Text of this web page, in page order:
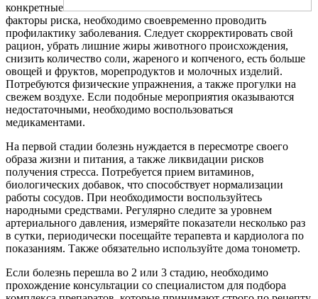
конкретные
факторы риска, необходимо своевременно проводить
профилактику заболевания. Следует скорректировать свой
рацион, убрать лишние жиры животного происхождения,
снизить количество соли, жареного и копченого, есть больше
овощей и фруктов, морепродуктов и молочных изделий.
Потребуются физические упражнения, а также прогулки на
свежем воздухе. Если подобные мероприятия оказываются
недостаточными, необходимо воспользоваться
медикаментами.
На первой стадии болезнь нуждается в пересмотре своего
образа жизни и питания, а также ликвидации рисков
получения стресса. Потребуется прием витаминов,
биологических добавок, что способствует нормализации
работы сосудов. При необходимости воспользуйтесь
народными средствами. Регулярно следите за уровнем
артериального давления, измеряйте показатели несколько раз
в сутки, периодически посещайте терапевта и кардиолога по
показаниям. Также обязательно используйте дома тонометр.
Если болезнь перешла во 2 или 3 стадию, необходимо
прохождение консультации со специалистом для подбора